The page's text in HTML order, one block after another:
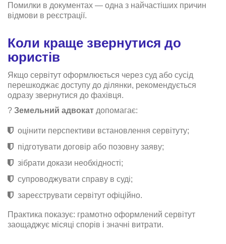
Помилки в документах — одна з найчастіших причин
відмови в реєстрації.
Коли краще звернутися до
юристів
Якщо сервітут оформлюється через суд або сусід
перешкоджає доступу до ділянки, рекомендується
одразу звернутися до фахівця.
? Земельний адвокат допомагає:
оцінити перспективи встановлення сервітуту;
підготувати договір або позовну заяву;
зібрати докази необхідності;
супроводжувати справу в суді;
зареєструвати сервітут офіційно.
Практика показує: грамотно оформлений сервітут
заощаджує місяці спорів і значні витрати.